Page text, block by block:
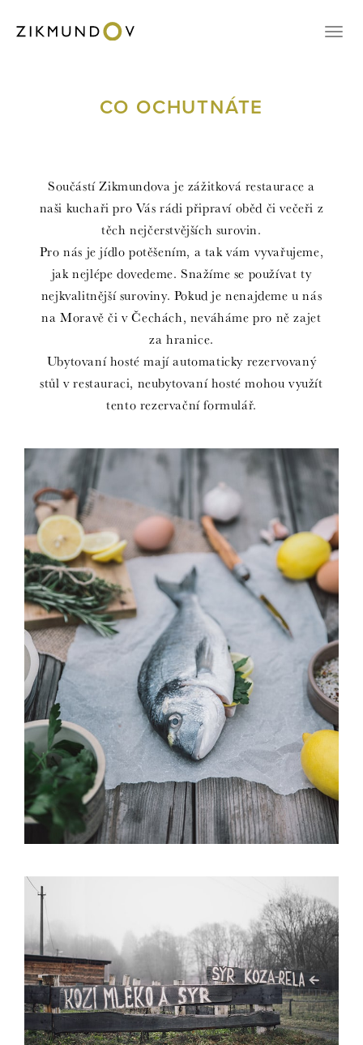
CO OCHUTNÁTE
Součástí Zikmundova je zážitková restaurace a
naši kuchaři pro Vás rádi připraví oběd či večeři z
těch nejčerstvějších surovin.
Pro nás je jídlo potěšením, a tak vám vyvařujeme,
jak nejlépe dovedeme. Snažíme se používat ty
nejkvalitnější suroviny. Pokud je nenajdeme u nás
na Moravě či v Čechách, neváháme pro ně zajet
za hranice.
Ubytovaní hosté mají automaticky rezervovaný
stůl v restauraci, neubytovaní hosté mohou využít
tento rezervační formulář.